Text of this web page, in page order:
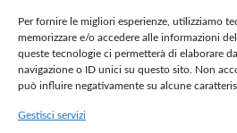
Per fornire le migliori esperienze, utilizziamo
memorizzare e/o accedere alle informazioni
queste tecnologie ci permetterà di elaborare
navigazione o ID unici su questo sito. Non
può influire negativamente su alcune
Gestisci servizi
Info e contatti
C.So Garibaldi, 27 – Legnano
bibalegnano.info@gmail.com
Cell. 380.891.4004